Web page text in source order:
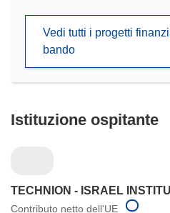
nuova
Vedi tutti i progetti
bando
Istituzione ospitante
TECHNION - ISRAEL
Contributo netto dell'UE